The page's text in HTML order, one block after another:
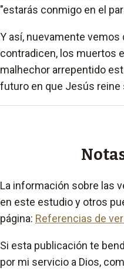
"estarás conmigo en el
Y así, nuevamente
contradicen, los muertos
malhechor arrepentido
futuro en que Jesús reine
La información sobre las
en este estudio y otros
página: Referencias de
Si esta publicación te
por mi servicio a Dios,